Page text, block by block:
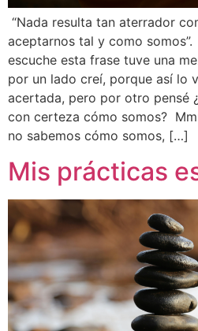
“Nada resulta tan aterrador
aceptarnos tal y como
escuche esta frase tuve una
por un lado creí, porque así lo
acertada, pero por otro pensé
con certeza cómo somos?
no sabemos cómo somos, […]
Mis prácticas